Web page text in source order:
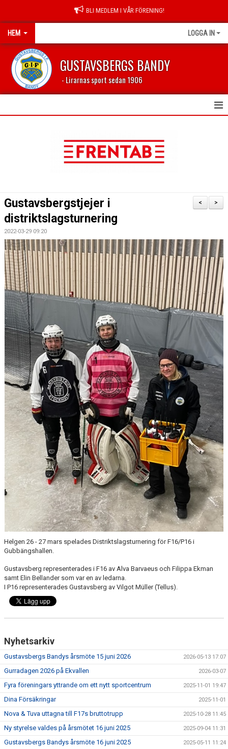
BLI MEDLEM I VÅR FÖRENING!
HEM LOGGA IN
GUSTAVSBERGS BANDY
- Lirarnas sport sedan 1906
PROFILKLÄDER
BILDGALLERI
KONTAKT
MEDLEM
NYTT ISCENTRUM
>
<
Gustavsbergstjejer i
distriktslagsturnering
2022-03-29 09:20
Helgen 26 - 27 mars spelades Distriktslagsturnering för F16/P16 i
Gubbängshallen.
Gustavsberg representerades i F16 av Alva Barvaeus och Filippa Ekman
samt Elin Bellander som var en av ledarna.
I P16 representerades Gustavsberg av Vilgot Müller (Tellus).
Nyhetsarkiv
Gustavsbergs Bandys årsmöte 15 juni 2026 2026-05-13 17:07
Gurradagen 2026 på Ekvallen 2026-03-07
Fyra föreningars yttrande om ett nytt sportcentrum 2025-11-01 19:47
Dina Försäkringar 2025-11-01
Nova & Tuva uttagna till F17s bruttotrupp 2025-10-28 11:45
Ny styrelse valdes på årsmötet 16 juni 2025 2025-09-04 11:31
Gustavsbergs Bandys årsmöte 16 juni 2025 2025-05-11 11:24